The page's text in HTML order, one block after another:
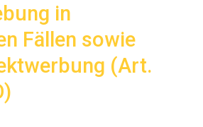
in
Fällen sowie
(Art.